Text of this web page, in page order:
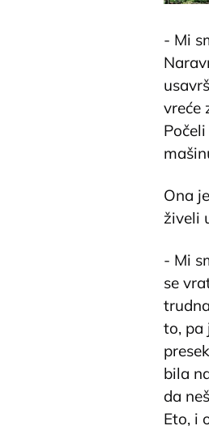
- Mi
vreće
Ona
živeli
- Mi
se
to, pa
bila
da
Eto, i